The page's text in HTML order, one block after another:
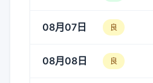
08月07日 良
08月08日 良